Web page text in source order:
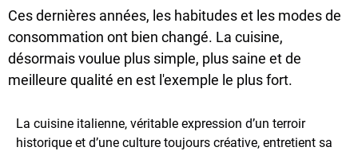
Ces dernières années, les habitudes et les modes de
consommation ont bien changé. La cuisine,
désormais voulue plus simple, plus saine et de
meilleure qualité en est l'exemple le plus fort.
La cuisine italienne, véritable expression d’un terroir
historique et d’une culture toujours créative, entretient sa